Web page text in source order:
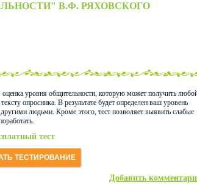
В.Ф. РЯХОВСКОГО
оценка уровня общительности, которую может получить
опросника. В результате будет определен ваш уровень
людьми. Кроме этого, тест позволяет выявить слабые
тест
ТЕСТИРОВАНИЕ
Добавить